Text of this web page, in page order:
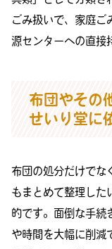
ごみ扱いで、家庭ご
源センターへの直接
布団やその
せいり堂に
布団の処分だけでな
もまとめて整理した
的です。面倒な手続
や時間を大幅に削減